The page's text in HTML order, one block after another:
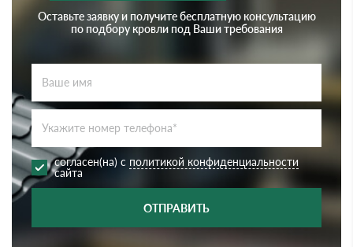
Оставьте заявку и получите бесплатную консультацию
по подбору кровли под Ваши требования
согласен(на) с политикой конфиденциальности
сайта
ОТПРАВИТЬ